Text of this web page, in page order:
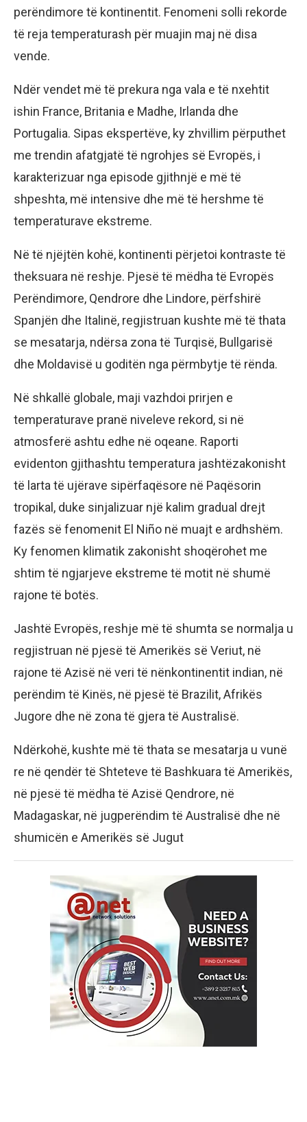
perëndimore të kontinentit. Fenomeni solli rekorde
të reja temperaturash për muajin maj në disa
vende.
Ndër vendet më të prekura nga vala e të nxehtit
ishin France, Britania e Madhe, Irlanda dhe
Portugalia. Sipas ekspertëve, ky zhvillim përputhet
me trendin afatgjatë të ngrohjes së Evropës, i
karakterizuar nga episode gjithnjë e më të
shpeshta, më intensive dhe më të hershme të
temperaturave ekstreme.
Në të njëjtën kohë, kontinenti përjetoi kontraste të
theksuara në reshje. Pjesë të mëdha të Evropës
Perëndimore, Qendrore dhe Lindore, përfshirë
Spanjën dhe Italinë, regjistruan kushte më të thata
se mesatarja, ndërsa zona të Turqisë, Bullgarisë
dhe Moldavisë u goditën nga përmbytje të rënda.
Në shkallë globale, maji vazhdoi prirjen e
temperaturave pranë niveleve rekord, si në
atmosferë ashtu edhe në oqeane. Raporti
evidenton gjithashtu temperatura jashtëzakonisht
të larta të ujërave sipërfaqësore në Paqësorin
tropikal, duke sinjalizuar një kalim gradual drejt
fazës së fenomenit El Niño në muajt e ardhshëm.
Ky fenomen klimatik zakonisht shoqërohet me
shtim të ngjarjeve ekstreme të motit në shumë
rajone të botës.
Jashtë Evropës, reshje më të shumta se normalja u
regjistruan në pjesë të Amerikës së Veriut, në
rajone të Azisë në veri të nënkontinentit indian, në
perëndim të Kinës, në pjesë të Brazilit, Afrikës
Jugore dhe në zona të gjera të Australisë.
Ndërkohë, kushte më të thata se mesatarja u vunë
re në qendër të Shteteve të Bashkuara të Amerikës,
në pjesë të mëdha të Azisë Qendrore, në
Madagaskar, në jugperëndim të Australisë dhe në
shumicën e Amerikës së Jugut